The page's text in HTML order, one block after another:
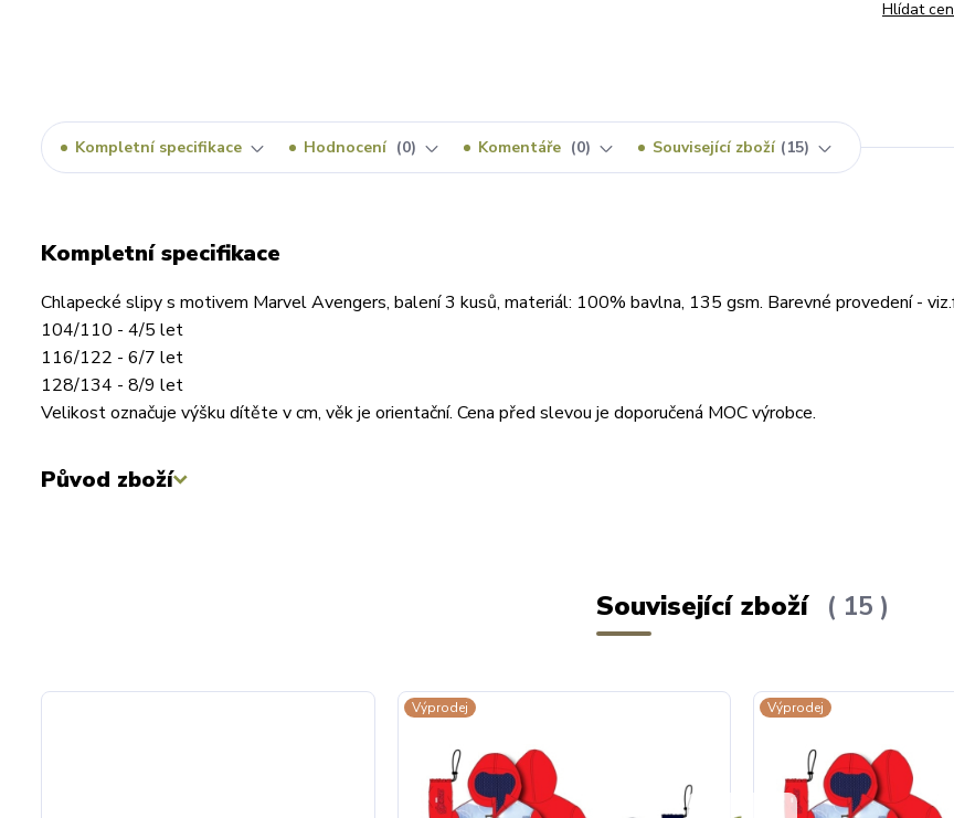
Hlídat
Kompletní specifikace Hodnocení 0 Komentáře 0 Související zboží 15
Kompletní specifikace
Chlapecké slipy s motivem Marvel Avengers, balení 3 kusů, materiál: 100% bavlna, 135 gsm. Barevné provedení -
104/110 - 4/5 let
116/122 - 6/7 let
128/134 - 8/9 let
Velikost označuje výšku dítěte v cm, věk je orientační. Cena před slevou je doporučená MOC výrobce.
Původ zboží
Související zboží 15
Výprodej Výprodej